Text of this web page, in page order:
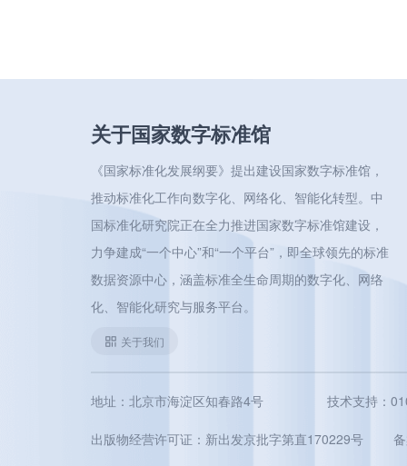
关于国家数字标准馆
《国家标准化发展纲要》提出建设国家数字标准馆，
推动标准化工作向数字化、网络化、智能化转型。中
国标准化研究院正在全力推进国家数字标准馆建设，
力争建成“一个中心”和“一个平台”，即全球领先的标准
数据资源中心，涵盖标准全生命周期的数字化、网络
化、智能化研究与服务平台。
关于我们
地址：北京市海淀区知春路4号 技术支持：
出版物经营许可证：新出发京批字第直170229号